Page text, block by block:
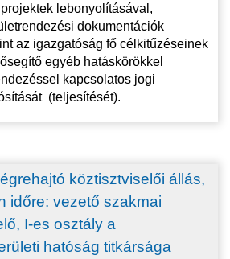
lebonyolításával,
dokumentációk
az igazgatóság fő célkitűzéseinek
egyéb hatáskörökkel
kapcsolatos jogi
(teljesítését).
köztisztviselői állás,
időre: vezető szakmai
I-es osztály a
hatóság titkársága